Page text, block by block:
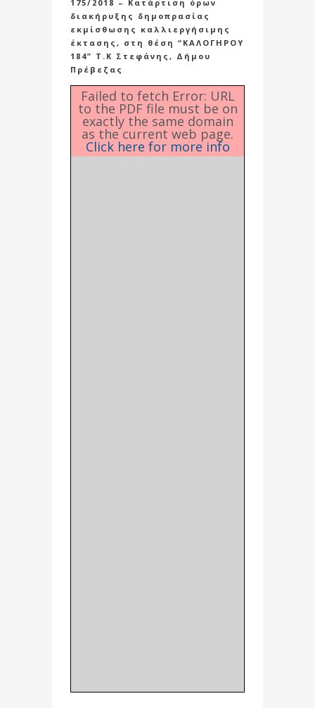
175/2018 – Κατάρτιση όρων
διακήρυξης δημοπρασίας
εκμίσθωσης καλλιεργήσιμης
έκτασης, στη θέση “ΚΑΛΟΓΗΡΟΥ
184” Τ.Κ Στεφάνης, Δήμου
Πρέβεζας
Failed to fetch Error: URL
to the PDF file must be on
exactly the same domain
as the current web page.
Click here for more info